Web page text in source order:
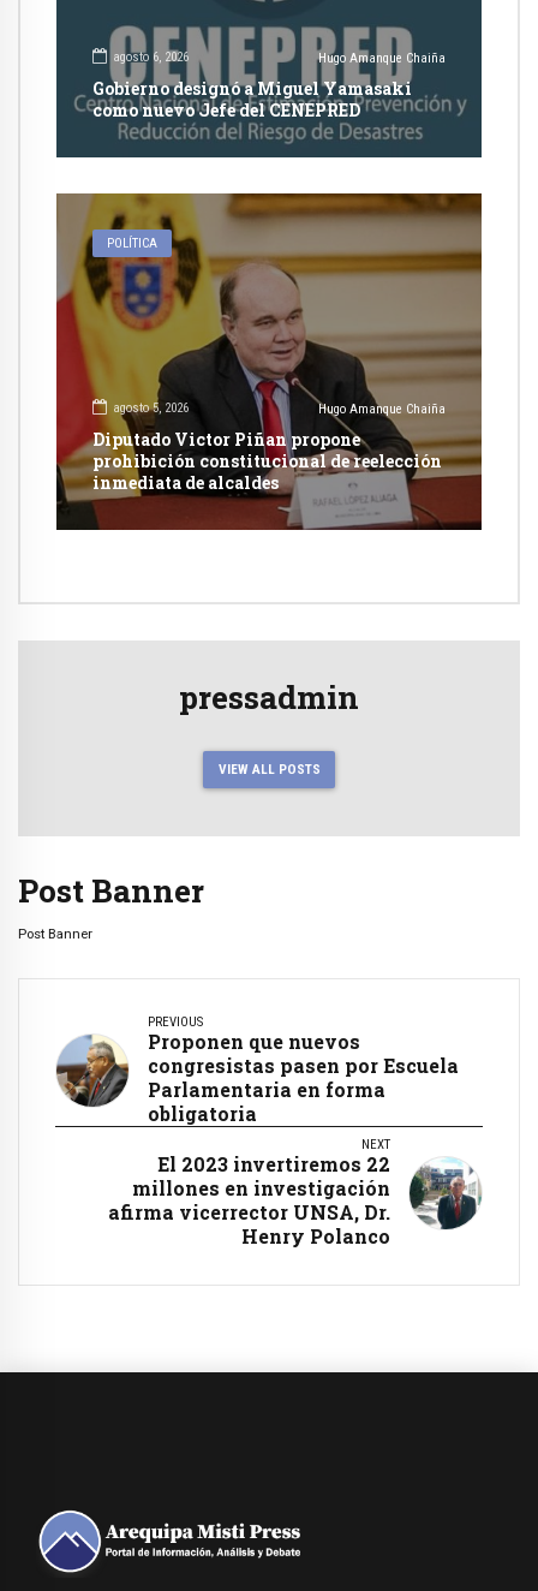
agosto 6, 2026 Hugo Amanque Chaiña
Gobierno designó a Miguel Yamasaki
como nuevo Jefe del CENEPRED
POLÍTICA
agosto 5, 2026 Hugo Amanque Chaiña
Diputado Victor Piñan propone
prohibición constitucional de reelección
inmediata de alcaldes
pressadmin
VIEW ALL POSTS
Post Banner
Post Banner
PREVIOUS
Proponen que nuevos
congresistas pasen por Escuela
Parlamentaria en forma
obligatoria
NEXT
El 2023 invertiremos 22
millones en investigación
afirma vicerrector UNSA, Dr.
Henry Polanco